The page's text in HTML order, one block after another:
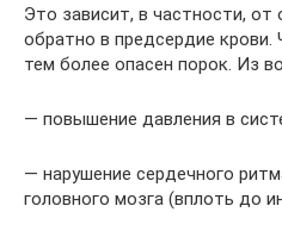
Это зависит, в частности,
обратно в предсердие крови.
тем более опасен порок. Из
— повышение давления в
— нарушение сердечного
головного мозга (вплоть до